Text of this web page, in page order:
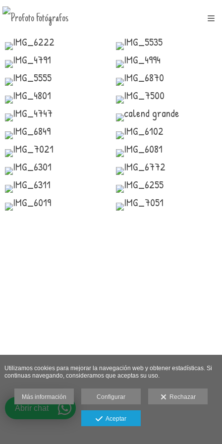
Utilizamos cookies para mejorar la navegación web y obtener estadísticas. Si
continuas navegando, consideramos que aceptas su uso.
Más información Configurar Rechazar
Aceptar
Abrir chat